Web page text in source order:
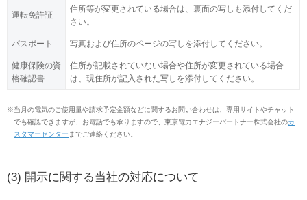
運転免許証
住所等が変更されている場合は、裏面の写しも添付してくだ
さい。
パスポート 写真および住所のページの写しを添付してください。
健康保険の資
格確認書
住所が記載されていない場合や住所が変更されている場合
は、現住所が記入された写しを添付してください。
※当月の電気のご使用量や請求予定金額などに関するお問い合わせは、専用サイトやチャット
でも確認できますが、お電話でも承りますので、東京電力エナジーパートナー株式会社のカ
スタマーセンター までご連絡ください。
(3) 開示に関する当社の対応について